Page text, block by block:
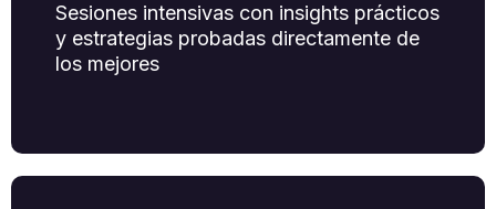
Sesiones intensivas con insights prácticos
y estrategias probadas directamente de
los mejores